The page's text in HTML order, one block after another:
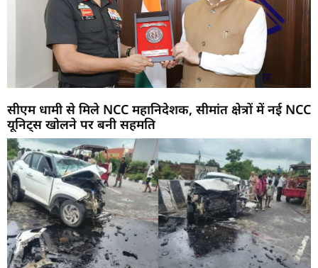
सीएम धामी से मिले NCC महानिदेशक, सीमांत क्षेत्रों में नई NCC
यूनिट्स खोलने पर बनी सहमति